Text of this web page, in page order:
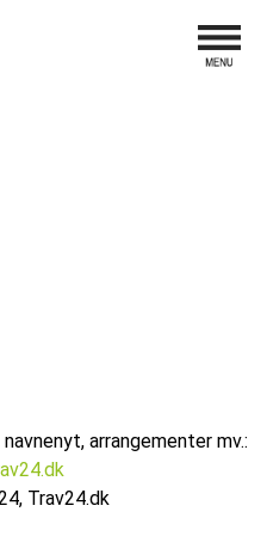
arrangementer mv.:
Trav24.dk